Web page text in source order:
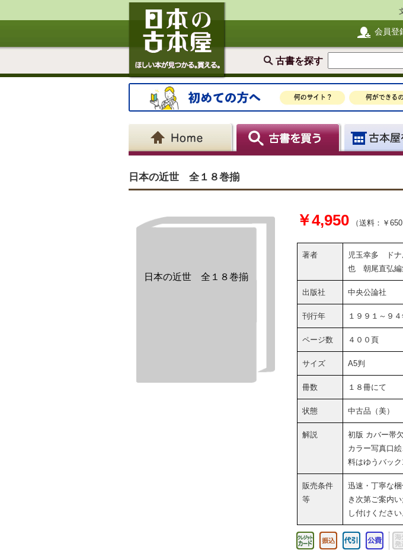
会員登
古書を探す
日本の近世 全１８巻揃
日本の近世 全１８巻揃
￥4,950 （送料：￥
著者
児玉幸多 ド
也 朝尾直弘編
出版社 中央公論社
刊行年 １９９１～９
ページ数 ４００頁
サイズ A5判
冊数 １８冊にて
状態 中古品（美）
解説
初版 カバー帯
カラー写真口
料はゆうバッ
販売条件
等
迅速・丁寧な
き次第ご案内
し付けください